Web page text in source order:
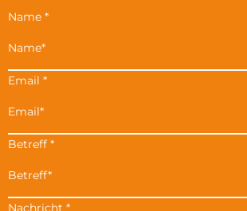
Name *
Email *
Betreff *
Nachricht *